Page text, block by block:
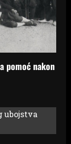
pomoć nakon